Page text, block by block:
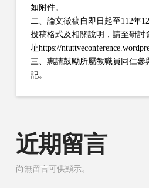
如附件。
二、論文徵稿自即日起至112年
投稿格式及相關說明，請至研討
址https://
三、惠請鼓勵所屬教職員同仁參
記。
近期留言
尚無留言可供顯示。